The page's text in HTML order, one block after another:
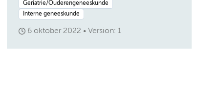
Geriatrie/Ouderengeneeskunde
Interne geneeskunde
6 oktober 2022 Version: 1